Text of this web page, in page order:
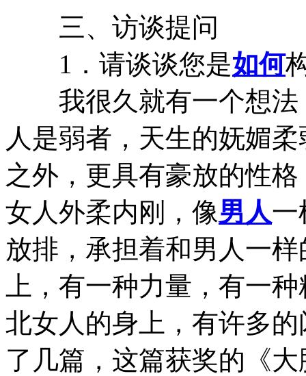
三、访谈提问
1．请谈谈您是如何
我很久就有一个想法
人是弱者，天生的妩媚
之外，更具有豪放的性
女人外柔内刚，像男人一
放排，承担着和男人一
上，有一种力量，有一
北女人的身上，有许多
了几篇，这篇获奖的《